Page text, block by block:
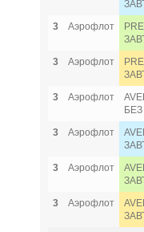
3
Аэрофлот
3
Аэрофлот
3
Аэрофлот
3
Аэрофлот
3
Аэрофлот
3
Аэрофлот